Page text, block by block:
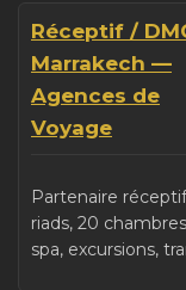
Réceptif /
Marrakech —
Agences de
Voyage
Partenaire
riads, 20
spa, excursions,